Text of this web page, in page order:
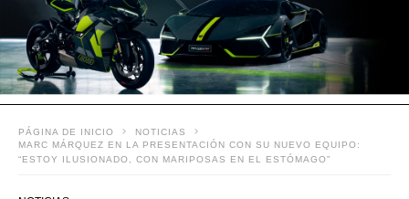
PÁGINA DE INICIO
NOTICIAS
MARC MÁRQUEZ EN LA PRESENTACIÓN CON SU NUEVO EQUIPO:
“ESTOY ILUSIONADO, CON MARIPOSAS EN EL ESTÓMAGO”